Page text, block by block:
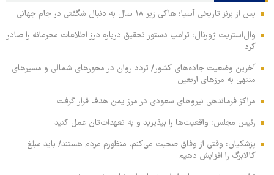
پس از برنز تاریخی آسیا؛ هاکی زیر ۱۸ سال به دنبال شگفتی در جام جهانی
وال‌استریت ژورنال: ترامپ دستور تحقیق درباره درز اطلاعات محرمانه را صادر
کرد
آخرین وضعیت جاده‌های کشور/ تردد روان در محورهای شمالی و مسیرهای
منتهی به مرزهای اربعین
مراکز فرماندهی نیروهای سعودی در مرز یمن هدف قرار گرفت
رئیس مجلس: واقعیت‌ها را بپذیرید و به تعهدات‌تان عمل کنید
پزشکیان: وقتی از وفاق صحبت می‌کنم، منظورم مردم هستند/ باید مبلغ
کالابرگ را افزایش دهیم